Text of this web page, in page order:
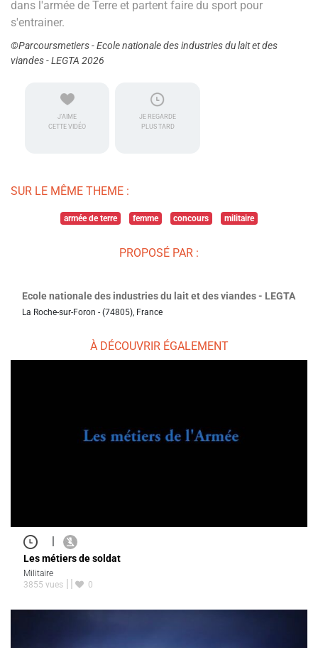
dans l'armée de Terre et partent faire du sport pour
s'entrainer.
©Parcoursmetiers - Ecole nationale des industries du lait et des
viandes - LEGTA 2026
J'AIME
CETTE VIDÉO
JE REGARDE
PLUS TARD
SUR LE MÊME THEME :
armée de terre femme concours militaire
PROPOSÉ PAR :
Ecole nationale des industries du lait et des viandes - LEGTA
La Roche-sur-Foron - (74805), France
À DÉCOUVRIR ÉGALEMENT
Les métiers de soldat
Militaire
3855 vues
0